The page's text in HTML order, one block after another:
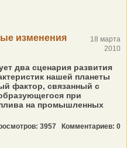
изменения
18 марта
2010
два сценария развития
нашей планеты
фактор, связанный с
при
на промышленных
3957 Комментариев: 0